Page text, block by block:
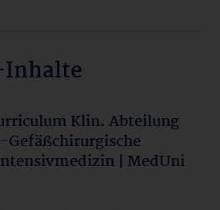
Klin. Abteilung
| MedUni